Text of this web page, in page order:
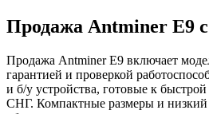
Продажа Antminer E9
Продажа Antminer E9 включает
гарантией и проверкой
и б/у устройства, готовые к
СНГ. Компактные размеры и